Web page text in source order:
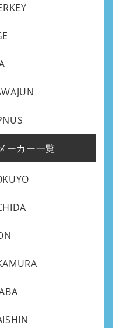
ーカー一覧